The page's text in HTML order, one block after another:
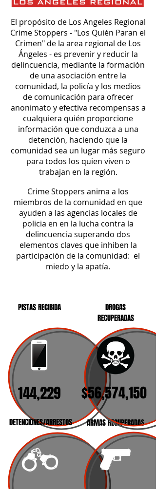
El propósito de Los Angeles Regional
Crime Stoppers - "Los Quién Paran el
Crimen" de la area regional de Los
Ángeles - es prevenir y reducir la
delincuencia, mediante la formación
de una asociación entre la
comunidad, la policía y los medios
de comunicación para ofrecer
anonimato y efectiva recompensas a
cualquiera quién proporcione
información que conduzca a una
detención, haciendo que la
comunidad sea un lugar más seguro
para todos los quien viven o
trabajan en la región.
Crime Stoppers anima a los
miembros de la comunidad en que
ayuden a las agencias locales de
policia en en la lucha contra la
delincuencia superando dos
elementos claves que inhiben la
participación de la comunidad: el
miedo y la apatía.
PISTAS RECIBIDA
DETENCIONES/ARRESTOS
144,229
ARMAS RECUPERADAS
DROGAS
RECUPERADAS
$56,574,150